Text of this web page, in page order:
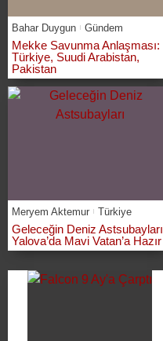
Bahar Duygun Gündem
Mekke Savunma Anlaşması:
Türkiye, Suudi Arabistan,
Pakistan
Meryem Aktemur Türkiye
Geleceğin Deniz Astsubayları
Yalova’da Mavi Vatan’a Hazır